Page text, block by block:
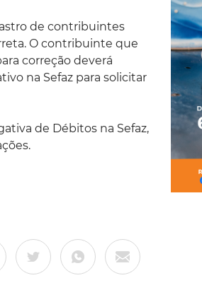
de contribuintes
O contribuinte que
correção deverá
na Sefaz para solicitar
de Débitos na Sefaz,